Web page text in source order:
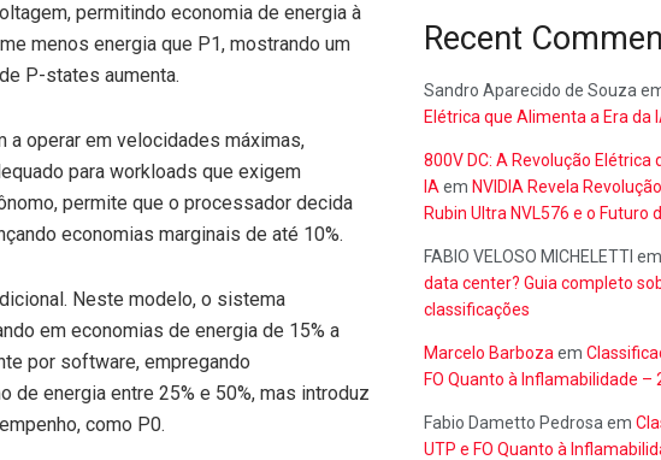
permitindo economia de energia à
menos energia que P1, mostrando um
P-states aumenta.
operar em velocidades máximas,
para workloads que exigem
permite que o processador decida
economias marginais de até 10%.
Neste modelo, o sistema
em economias de energia de 15% a
por software, empregando
energia entre 25% e 50%, mas introduz
como P0.
Recent
Sandro Aparecido de Souza
Elétrica que Alimenta a Era da
800V DC: A Revolução Elétrica
IA em NVIDIA Revela
Rubin Ultra NVL576 e o Futuro
FABIO VELOSO MICHELETTI em
data center? Guia completo
classificações
Marcelo Barboza em
FO Quanto à Inflamabilidade –
Fabio Dametto Pedrosa em
UTP e FO Quanto à